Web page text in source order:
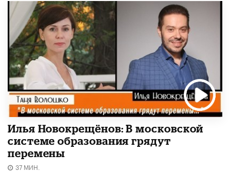
Илья Новокрещёнов: В московской
системе образования грядут
перемены
37 МИН.